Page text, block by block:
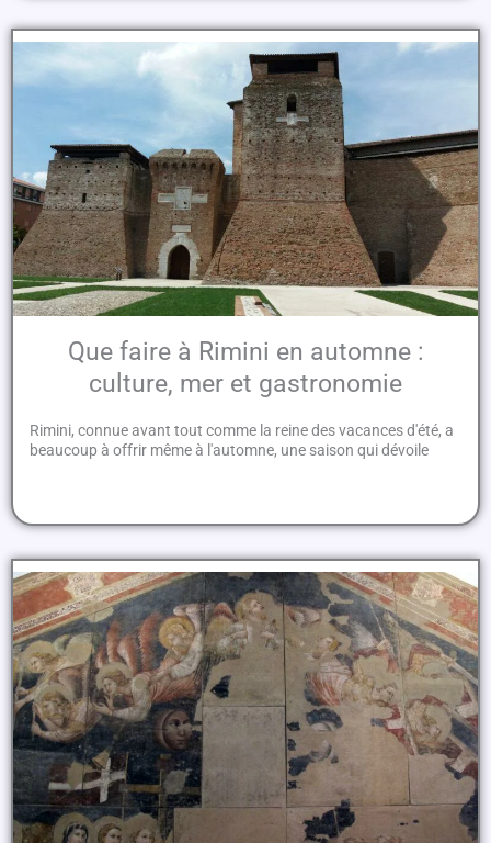
Que faire à Rimini en automne :
culture, mer et gastronomie
Rimini, connue avant tout comme la reine des vacances d'été, a
beaucoup à offrir même à l'automne, une saison qui dévoile